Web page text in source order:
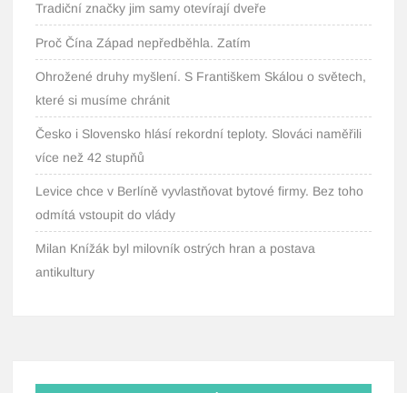
Tradiční značky jim samy otevírají dveře
Proč Čína Západ nepředběhla. Zatím
Ohrožené druhy myšlení. S Františkem Skálou o světech,
které si musíme chránit
Česko i Slovensko hlásí rekordní teploty. Slováci naměřili
více než 42 stupňů
Levice chce v Berlíně vyvlastňovat bytové firmy. Bez toho
odmítá vstoupit do vlády
Milan Knížák byl milovník ostrých hran a postava
antikultury